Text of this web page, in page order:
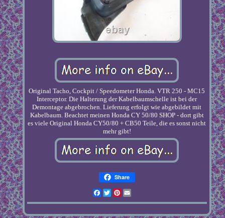
Original Tacho, Cockpit / Speedometer Honda. VTR 250 - MC15
Interceptor. Die Halterung der Kabelbaumschelle ist bei der
Demontage abgebrochen. Lieferung erfolgt wie abgebildet mit
Kabelbaum. Beachtet meinen Honda CY 50/80 SHOP - dort gibt
es viele Original Honda CY50/80 + CB50 Teile, die es sonst nicht
mehr gibt!
Share
Facebook
TwitterPinterest